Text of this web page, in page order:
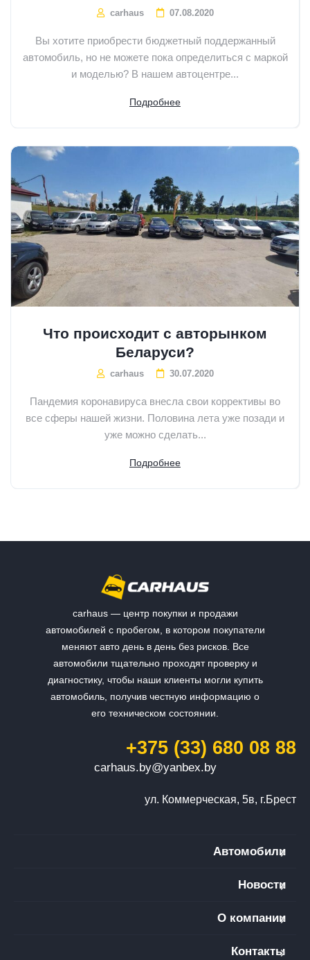
carhaus 07.08.2020
Вы хотите приобрести бюджетный поддержанный
автомобиль, но не можете пока определиться с маркой
и моделью? В нашем автоцентре...
Подробнее
Что происходит с авторынком
Беларуси?
carhaus 30.07.2020
Пандемия коронавируса внесла свои коррективы во
все сферы нашей жизни. Половина лета уже позади и
уже можно сделать...
Подробнее
carhaus — центр покупки и продажи
автомобилей с пробегом, в котором покупатели
меняют авто день в день без рисков. Все
автомобили тщательно проходят проверку и
диагностику, чтобы наши клиенты могли купить
автомобиль, получив честную информацию о
его техническом состоянии.
+375 (33) 680 08 88
carhaus.by@yanbex.by
ул. Коммерческая, 5в, г.Брест
Автомобили
Новости
О компании
Контакты